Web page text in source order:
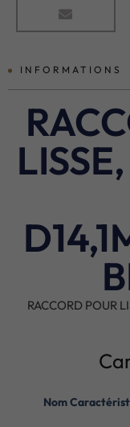
INFORMATIONS
RACCORD POUR
Nom